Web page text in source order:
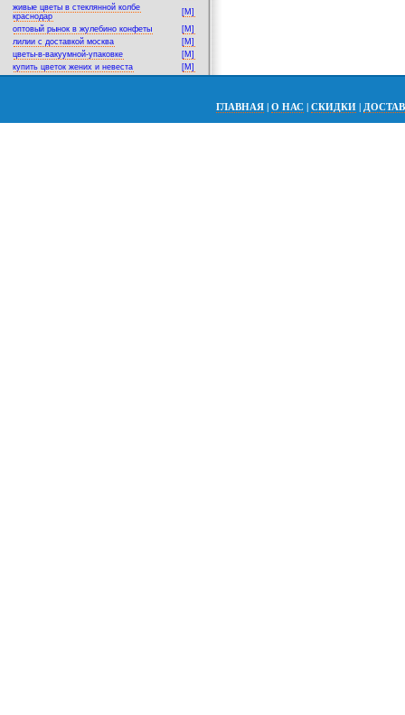
живые цветы в стеклянной колбе
краснодар
[M]
оптовый рынок в жулебино конфеты
[M]
лилии с доставкой москва
[M]
цветы-в-вакуумной-упаковке
[M]
купить цветок жених и невеста
[M]
ГЛАВНАЯ | О НАС | СКИДКИ |